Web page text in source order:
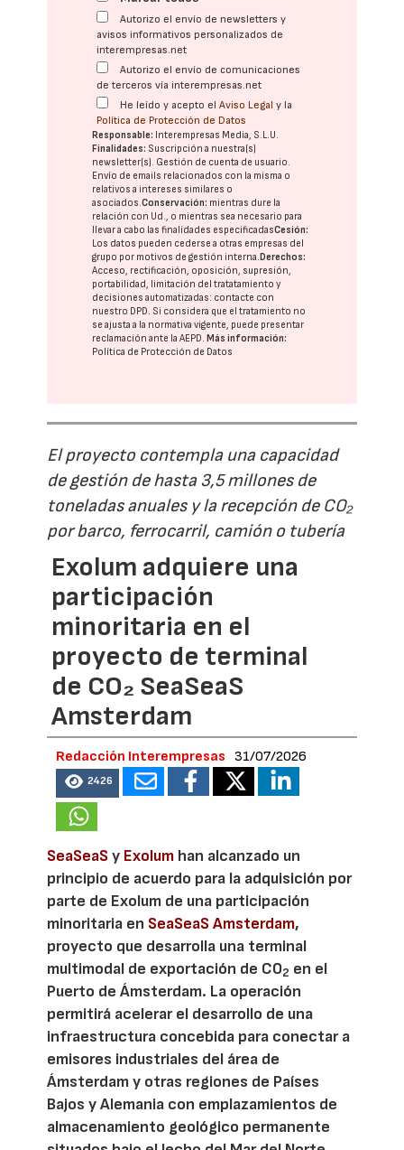
Autorizo el envío de newsletters y
avisos informativos personalizados de
interempresas.net
Autorizo el envío de comunicaciones
de terceros vía interempresas.net
He leído y acepto elAviso Legal y la
Política de Protección de Datos
Responsable: Interempresas Media, S.L.U.
Finalidades: Suscripción a nuestra(s)
newsletter(s). Gestión de cuenta de usuario.
Envío de emails relacionados con la misma o
relativos a intereses similares o
asociados.Conservación: mientras dure la
relación con Ud., o mientras sea necesario para
llevar a cabo las finalidades especificadasCesión:
Los datos pueden cederse a otras empresas del
grupo por motivos de gestión interna. Derechos:
Acceso, rectificación, oposición, supresión,
portabilidad, limitación del tratatamiento y
decisiones automatizadas: contacte con
nuestro DPD. Si considera que el tratamiento no
se ajusta a la normativa vigente, puede presentar
reclamación ante laAEPD. Más información:
Política de Protección de Datos
El proyecto contempla una capacidad
de gestión de hasta 3,5 millones de
toneladas anuales y la recepción de CO₂
por barco, ferrocarril, camión o tubería
Exolum adquiere una
participación
minoritaria en el
proyecto de terminal
de CO₂ SeaSeaS
Amsterdam
Redacción Interempresas 31/07/2026
2426
SeaSeaSy Exolum han alcanzado un
principio de acuerdo para la adquisición por
parte de Exolum de una participación
minoritaria en SeaSeaS Amsterdam,
proyecto que desarrolla una terminal
multimodal de exportación de CO2 en el
Puerto de Ámsterdam. La operación
permitirá acelerar el desarrollo de una
infraestructura concebida para conectar a
emisores industriales del área de
Ámsterdam y otras regiones de Países
Bajos y Alemania con emplazamientos de
almacenamiento geológico permanente